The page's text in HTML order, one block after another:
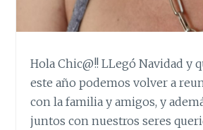
Hola Chic@!! LLegó Navidad y
este año podemos volver a
con la familia y amigos, y
juntos con nuestros seres